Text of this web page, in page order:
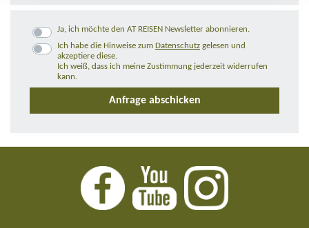
Ja, ich möchte den AT REISEN Newsletter abonnieren.
Ich habe die Hinweise zum Datenschutz gelesen und
akzeptiere diese.
Ich weiß, dass ich meine Zustimmung jederzeit widerrufen
kann.